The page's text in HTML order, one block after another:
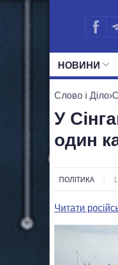
НОВИНИ
Слово і Діло›
У
один
ПОЛІТИКА
Читати